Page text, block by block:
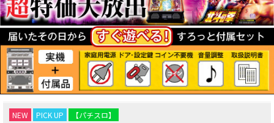
NEW PICK UP 【パチスロ】